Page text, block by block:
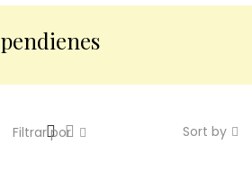
pendienes
Sort by
Filtrar por